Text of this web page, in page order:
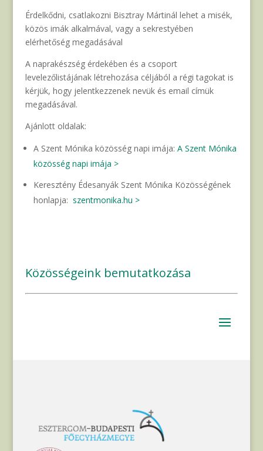
Érdelkődni, csatlakozni Bisztray Mártinál lehet a misék,
közös imák alkalmával, vagy a sekrestyében
elérhetőség megadásával
A naprakészség érdekében és a csoport
levelezőlistájának létrehozása céljából a régi tagokat is
kérjük, hogy jelentkezzenek nevük és email címük
megadásával.
Ajánlott oldalak:
A Szent Mónika közösség napi imája: A Szent Mónika
közösség napi imája >
Keresztény Édesanyák Szent Mónika Közösségének
honlapja: szentmonika.hu >
Közösségeink bemutatkozása